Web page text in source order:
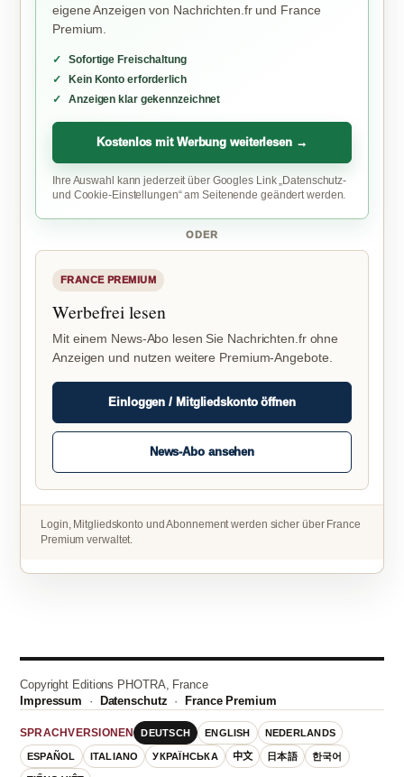
eigene Anzeigen von Nachrichten.fr und France
Premium.
Sofortige Freischaltung
Kein Konto erforderlich
Anzeigen klar gekennzeichnet
Kostenlos mit Werbung weiterlesen →
Ihre Auswahl kann jederzeit über Googles Link „Datenschutz-
und Cookie-Einstellungen“ am Seitenende geändert werden.
ODER
FRANCE PREMIUM
Werbefrei lesen
Mit einem News-Abo lesen Sie Nachrichten.fr ohne
Anzeigen und nutzen weitere Premium-Angebote.
Einloggen / Mitgliedskonto öffnen
News-Abo ansehen
Login, Mitgliedskonto und Abonnement werden sicher über France
Premium verwaltet.
Copyright Editions PHOTRA, France
Impressum · Datenschutz · France Premium
SPRACHVERSIONEN DEUTSCH ENGLISH NEDERLANDS
ESPAÑOL ITALIANO УКРАЇНСЬКА 中文 日本語 한국어